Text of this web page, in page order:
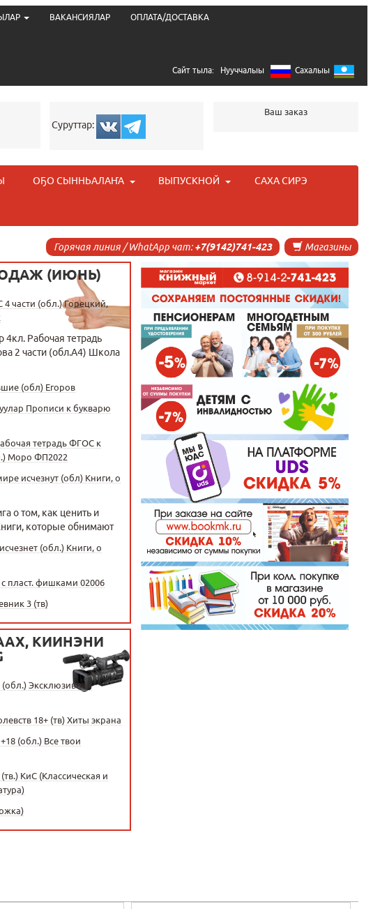
ВАКАНСИЯЛАР ОПЛАТА/ДОСТАВКА
Сайт тыла: Нууччалыы Сахалыы
Суруттар:
Ваш заказ
ОҔО СЫННЬАЛАҤА ВЫПУСКНОЙ САХА СИРЭ
Магазины
Горячая линия / WhatApp чат:+7(9142)741-423
(ИЮНЬ)
части (обл.) Горецкий,
Рабочая тетрадь
2 части (обл.А4) Школа
(обл) Егоров
Прописи к букварю
тетрадь ФГОС к
Моро ФП2022
исчезнут (обл) Книги, о
о том, как ценить и
которые обнимают
(обл.) Книги, о
с пласт. фишками 02006
3 (тв)
КИИНЭНИ
Эксклюзивная
18+ (тв) Хиты экрана
(обл.) Все твои
КиС (Классическая и